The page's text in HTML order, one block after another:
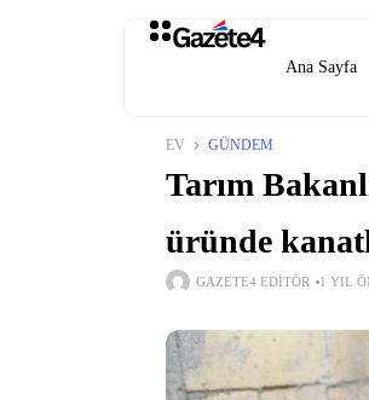
Ana Sayfa
EV GÜNDEM
Tarım
üründe
GAZETE4 EDITÖR 1